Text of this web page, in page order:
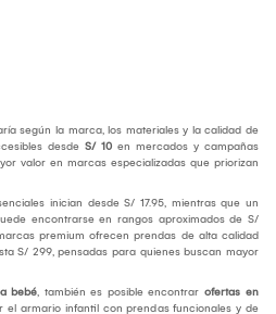
según la marca, los materiales y la calidad de
desde S/ 10 en mercados y campañas
valor en marcas especializadas que priorizan
inician desde S/ 17.95, mientras que un
encontrarse en rangos aproximados de S/
premium ofrecen prendas de alta calidad
S/ 299, pensadas para quienes buscan mayor
bebé, también es posible encontrar ofertas en
el armario infantil con prendas funcionales y de